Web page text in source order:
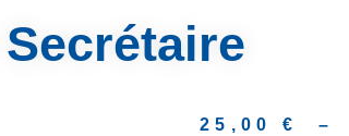
25,00€ –